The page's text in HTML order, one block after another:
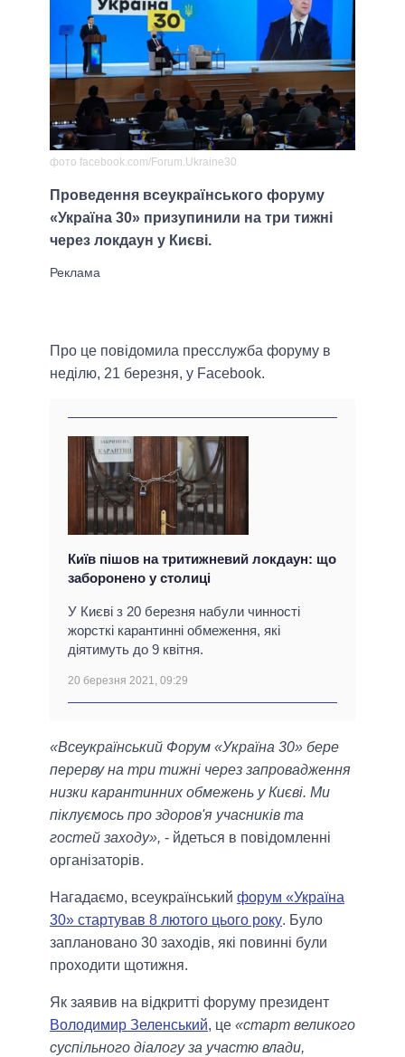
фото facebook.com/Forum.Ukraine30
Проведення всеукраїнського форуму
«Україна 30» призупинили на три тижні
через локдаун у Києві.
Про це повідомила пресслужба форуму в
неділю, 21 березня, у Facebook.
Київ пішов на тритижневий локдаун: що
заборонено у столиці
У Києві з 20 березня набули чинності
жорсткі карантинні обмеження, які
діятимуть до 9 квітня.
20 березня 2021, 09:29
«Всеукраїнський Форум «Україна 30» бере
перерву на три тижні через запровадження
низки карантинних обмежень у Києві. Ми
піклуємось про здоров'я учасників та
гостей заходу», - йдеться в повідомленні
організаторів.
Нагадаємо, всеукраїнський форум «Україна
30» стартував 8 лютого цього року. Було
заплановано 30 заходів, які повинні були
проходити щотижня.
Як заявив на відкритті форуму президент
Володимир Зеленський, це «старт великого
суспільного діалогу за участю влади,